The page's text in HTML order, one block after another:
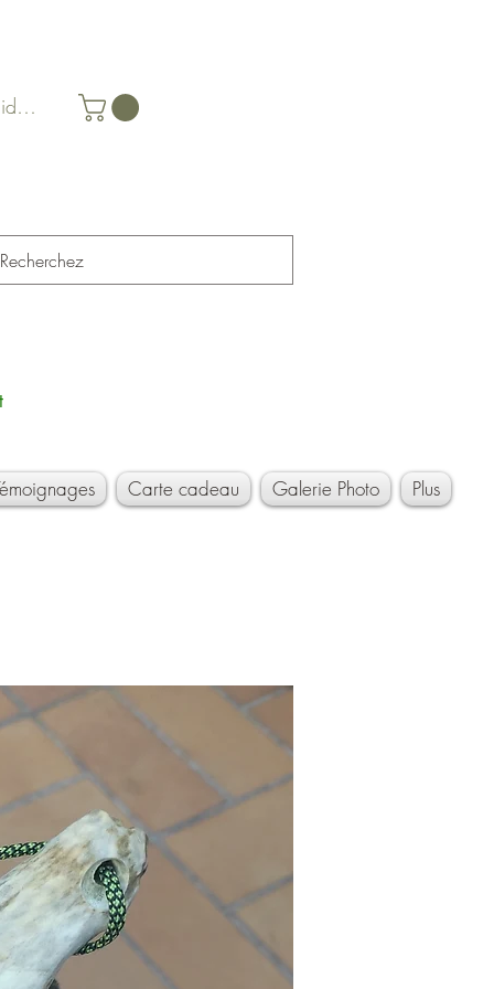
Carte cadeau Galerie Photo Plus